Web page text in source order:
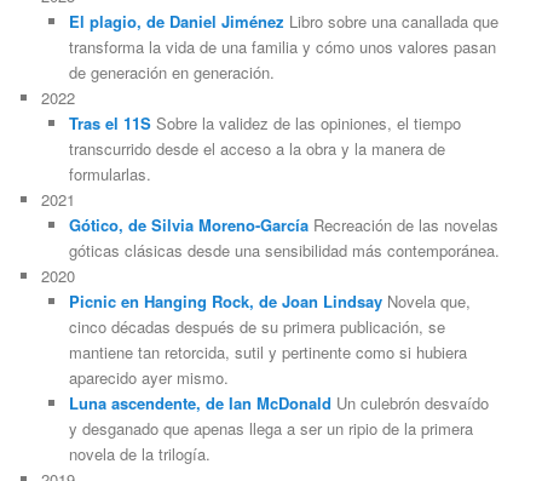
El plagio, de Daniel Jiménez Libro sobre una canallada que
transforma la vida de una familia y cómo unos valores pasan
de generación en generación.
2022
Tras el 11SSobre la validez de las opiniones, el tiempo
transcurrido desde el acceso a la obra y la manera de
formularlas.
2021
Gótico, de Silvia Moreno-GarcíaRecreación de las novelas
góticas clásicas desde una sensibilidad más contemporánea.
2020
Picnic en Hanging Rock, de Joan LindsayNovela que,
cinco décadas después de su primera publicación, se
mantiene tan retorcida, sutil y pertinente como si hubiera
aparecido ayer mismo.
Luna ascendente, de Ian McDonald Un culebrón desvaído
y desganado que apenas llega a ser un ripio de la primera
novela de la trilogía.